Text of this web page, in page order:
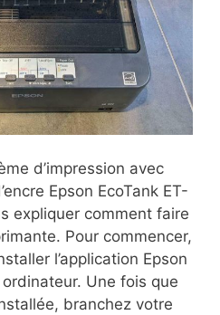
d’impression avec
Epson EcoTank ET-
expliquer comment faire
Pour commencer,
l’application Epson
Une fois que
branchez votre